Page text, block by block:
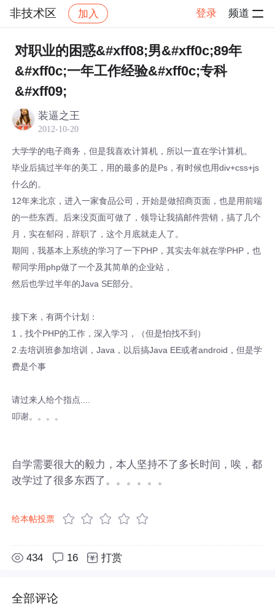
非技术区 加入 登录 频道
社区 非技术区 帖子详情
对职业的困惑&#xff08;男&#xff0c;89年
&#xff0c;一年工作经验&#xff0c;专科
&#xff09;
装逼之王
2012-10-20
大学学的电子商务，但是我喜欢计算机，所以一直在学计算机。
毕业后搞过半年的美工，用的最多的是Ps，有时候也用div+css+js
什么的。
12年来北京，进入一家食品公司，开始是做招商页面，也是用前端
的一些东西。后来没页面可做了，领导让我搞邮件营销，搞了几个
月，实在郁闷，辞职了，这个月底就走人了。
期间，我基本上系统的学习了一下PHP，其实去年就在学PHP，也
帮同学用php做了一个及其简单的企业站，
然后也学过半年的Java SE部分。
接下来，有两个计划：
1，找个PHP的工作，深入学习，（但是怕找不到）
2.去培训班参加培训，Java，以后搞Java EE或者android，但是学
费是个事
请过来人给个指点....
叩谢。。。。
自学需要很大的毅力，本人坚持不了多长时间，唉，都
改学过了很多东西了。。。。。。
给本帖投票
434 16 打赏
全部评论